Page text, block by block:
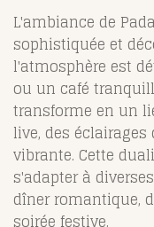
L'ambiance de
sophistiquée et
l'atmosphère est
ou un café
transforme en un
live, des
vibrante. Cette
s'adapter à
dîner romantique,
soirée festive.